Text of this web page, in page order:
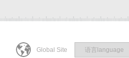
Global Site